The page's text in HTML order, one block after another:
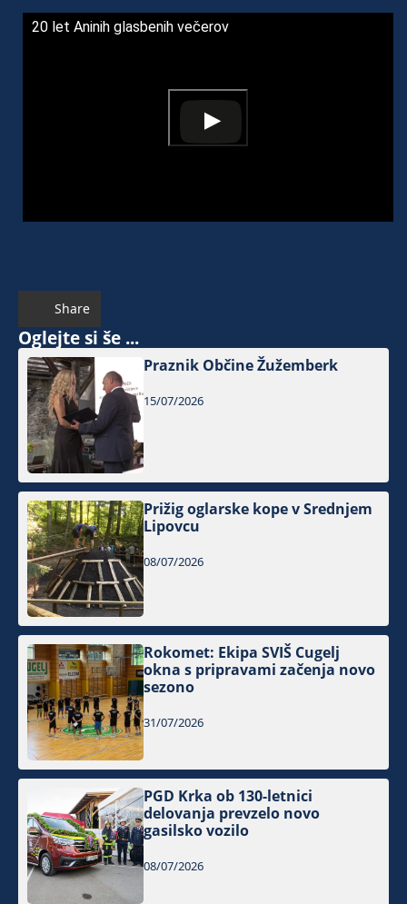
20 let Aninih glasbenih večerov
Share
Oglejte si še ...
Praznik Občine Žužemberk
15/07/2026
Prižig oglarske kope v Srednjem
Lipovcu
08/07/2026
Rokomet: Ekipa SVIŠ Cugelj
okna s pripravami začenja novo
sezono
31/07/2026
PGD Krka ob 130-letnici
delovanja prevzelo novo
gasilsko vozilo
08/07/2026